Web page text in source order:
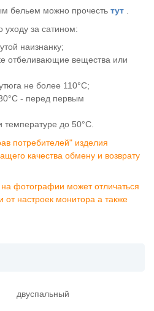
бельем можно прочесть тут .
за сатином:
наизнанку;
отбеливающие вещества или
не более 110°C;
- перед первым
до 50°C.
потребителей" изделия
качества обмену и возврату
фотографии может отличаться
от настроек монитора а также
двуспальный